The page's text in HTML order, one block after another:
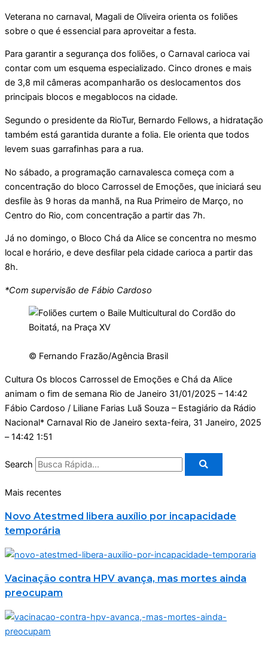
Veterana no carnaval, Magali de Oliveira orienta os foliões
sobre o que é essencial para aproveitar a festa.
Para garantir a segurança dos foliões, o Carnaval carioca vai
contar com um esquema especializado. Cinco drones e mais
de 3,8 mil câmeras acompanharão os deslocamentos dos
principais blocos e megablocos na cidade.
Segundo o presidente da RioTur, Bernardo Fellows, a hidratação
também está garantida durante a folia. Ele orienta que todos
levem suas garrafinhas para a rua.
No sábado, a programação carnavalesca começa com a
concentração do bloco Carrossel de Emoções, que iniciará seu
desfile às 9 horas da manhã, na Rua Primeiro de Março, no
Centro do Rio, com concentração a partir das 7h.
Já no domingo, o Bloco Chá da Alice se concentra no mesmo
local e horário, e deve desfilar pela cidade carioca a partir das
8h.
*Com supervisão de Fábio Cardoso
© Fernando Frazão/Agência Brasil
Cultura Os blocos Carrossel de Emoções e Chá da Alice
animam o fim de semana Rio de Janeiro 31/01/2025 – 14:42
Fábio Cardoso / Liliane Farias Luã Souza – Estagiário da Rádio
Nacional* Carnaval Rio de Janeiro sexta-feira, 31 Janeiro, 2025
– 14:42 1:51
Search
Mais recentes
Novo Atestmed libera auxílio por incapacidade
temporária
Vacinação contra HPV avança, mas mortes ainda
preocupam